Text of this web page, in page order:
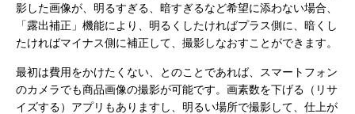
影した画像が、明るすぎる、暗すぎるなど希望に添わない場合、
「露出補正」機能により、明るくしたければプラス側に、暗くし
たければマイナス側に補正して、撮影しなおすことができます。
最初は費用をかけたくない、とのことであれば、スマートフォン
のカメラでも商品画像の撮影が可能です。画素数を下げる（リサ
イズする）アプリもありますし、明るい場所で撮影して、仕上が